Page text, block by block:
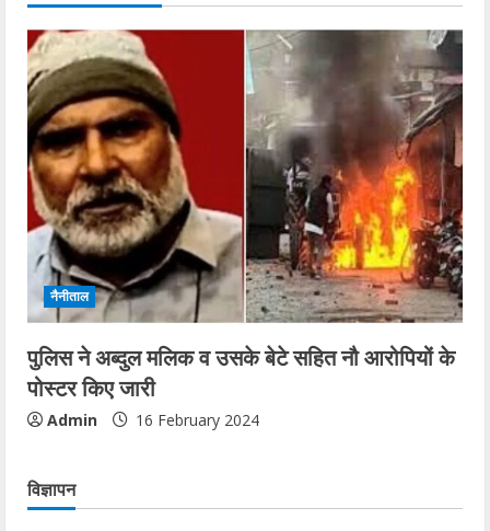
नैनीताल
पुलिस ने अब्दुल मलिक व उसके बेटे सहित नौ आरोपियों के
पोस्टर किए जारी
Admin 16 February 2024
विज्ञापन